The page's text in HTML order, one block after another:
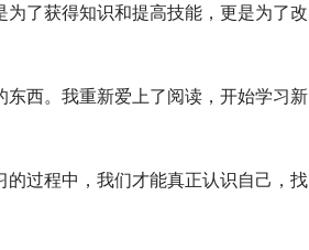
了获得知识和提高技能，更是为了改
西。我重新爱上了阅读，开始学习新
过程中，我们才能真正认识自己，找